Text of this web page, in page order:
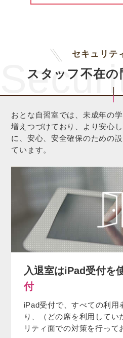
セキュリテ
スタッフ不在の
おとな自習室では、未成年の
増えつづけており、より安心
に、安心、安全確保のための
ています。
入退室はiPad受付を
付
iPad受付で、すべての利用
り、（どの席を利用してい
リティ面での対策を行って